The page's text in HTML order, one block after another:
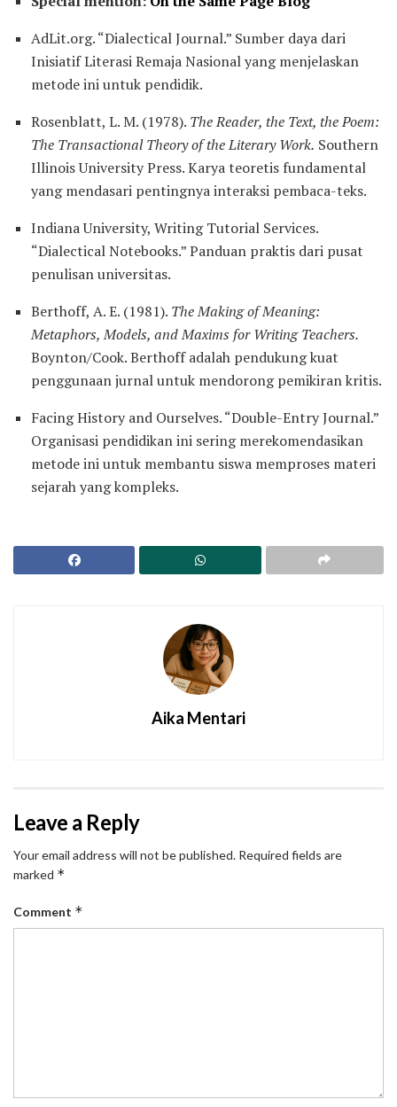
AdLit.org. “Dialectical Journal.” Sumber daya dari
Inisiatif Literasi Remaja Nasional yang menjelaskan
metode ini untuk pendidik.
Rosenblatt, L. M. (1978). The Reader, the Text, the Poem:
The Transactional Theory of the Literary Work. Southern
Illinois University Press. Karya teoretis fundamental
yang mendasari pentingnya interaksi pembaca-teks.
Indiana University, Writing Tutorial Services.
“Dialectical Notebooks.” Panduan praktis dari pusat
penulisan universitas.
Berthoff, A. E. (1981). The Making of Meaning:
Metaphors, Models, and Maxims for Writing Teachers.
Boynton/Cook. Berthoff adalah pendukung kuat
penggunaan jurnal untuk mendorong pemikiran kritis.
Facing History and Ourselves. “Double-Entry Journal.”
Organisasi pendidikan ini sering merekomendasikan
metode ini untuk membantu siswa memproses materi
sejarah yang kompleks.
Aika Mentari
Leave a Reply
Your email address will not be published. Required fields are
marked *
Comment *